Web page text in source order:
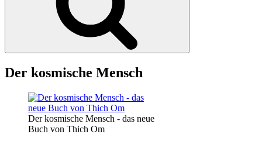
Der kosmische Mensch
Der kosmische Mensch - das neue
Buch von Thich Om